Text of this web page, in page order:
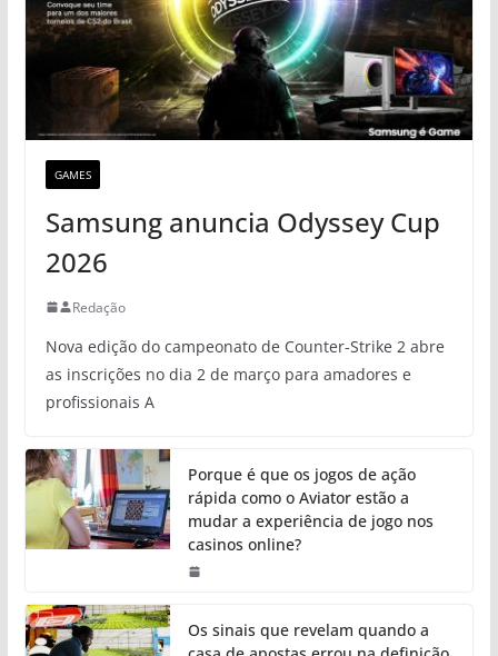
GAMES
Samsung anuncia Odyssey Cup
2026
Redação
Nova edição do campeonato de Counter-Strike 2 abre
as inscrições no dia 2 de março para amadores e
profissionais A
Porque é que os jogos de ação
rápida como o Aviator estão a
mudar a experiência de jogo nos
casinos online?
Os sinais que revelam quando a